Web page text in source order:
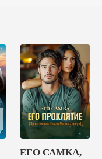
ЕГО САМКА,